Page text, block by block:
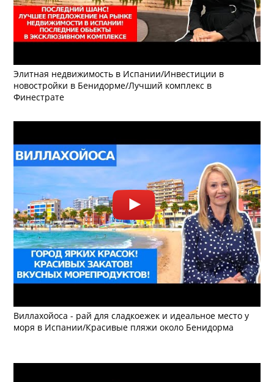
Элитная недвижимость в Испании/Инвестиции в
новостройки в Бенидорме/Лучший комплекс в
Финестрате
Виллахойоса - рай для сладкоежек и идеальное место у
моря в Испании/Красивые пляжи около Бенидорма